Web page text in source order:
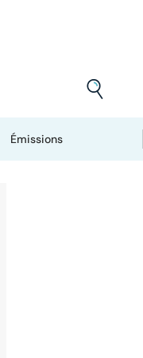
Émissions